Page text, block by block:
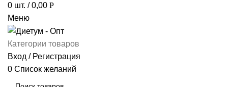
0 шт. / 0,00 Р
Меню
Категории товаров
Вход / Регистрация
0 Список желаний